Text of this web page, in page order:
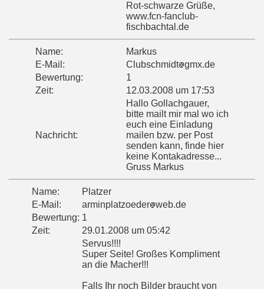
Rot-schwarze Grüße,
www.fcn-fanclub-
fischbachtal.de
Name:
Markus
E-Mail:
Clubschmidt gmx.de
Bewertung:
1
Zeit:
12.03.2008 um 17:53
Nachricht:
Hallo Gollachgauer,
bitte mailt mir mal wo ich
euch eine Einladung
mailen bzw. per Post
senden kann, finde hier
keine Kontakadresse...
Gruss Markus
Name:
Platzer
E-Mail:
arminplatzoeder web.de
Bewertung: 1
Zeit:
29.01.2008 um 05:42
Servus!!!!
Super Seite! Großes Kompliment
an die Macher!!!
Falls Ihr noch Bilder braucht von